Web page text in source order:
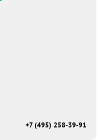
+7 (495) 258-39-91